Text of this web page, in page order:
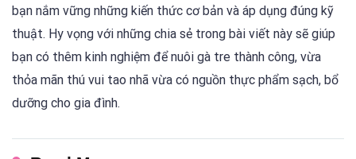
bạn nắm vững những kiến thức cơ bản và áp dụng đúng kỹ
thuật. Hy vọng với những chia sẻ trong bài viết này sẽ giúp
bạn có thêm kinh nghiệm để nuôi gà tre thành công, vừa
thỏa mãn thú vui tao nhã vừa có nguồn thực phẩm sạch, bổ
dưỡng cho gia đình.